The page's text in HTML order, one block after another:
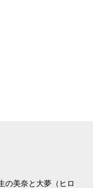
の美奈と大夢（ヒロ